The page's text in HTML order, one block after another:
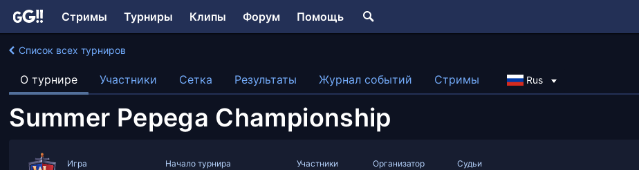
Стримы Турниры Клипы Форум Помощь
Список всех турниров
О турнире Участники Сетка Результаты Журнал событий Стримы Rus
Summer Pepega Championship
Игра Начало турнира Участники Организатор Судьи